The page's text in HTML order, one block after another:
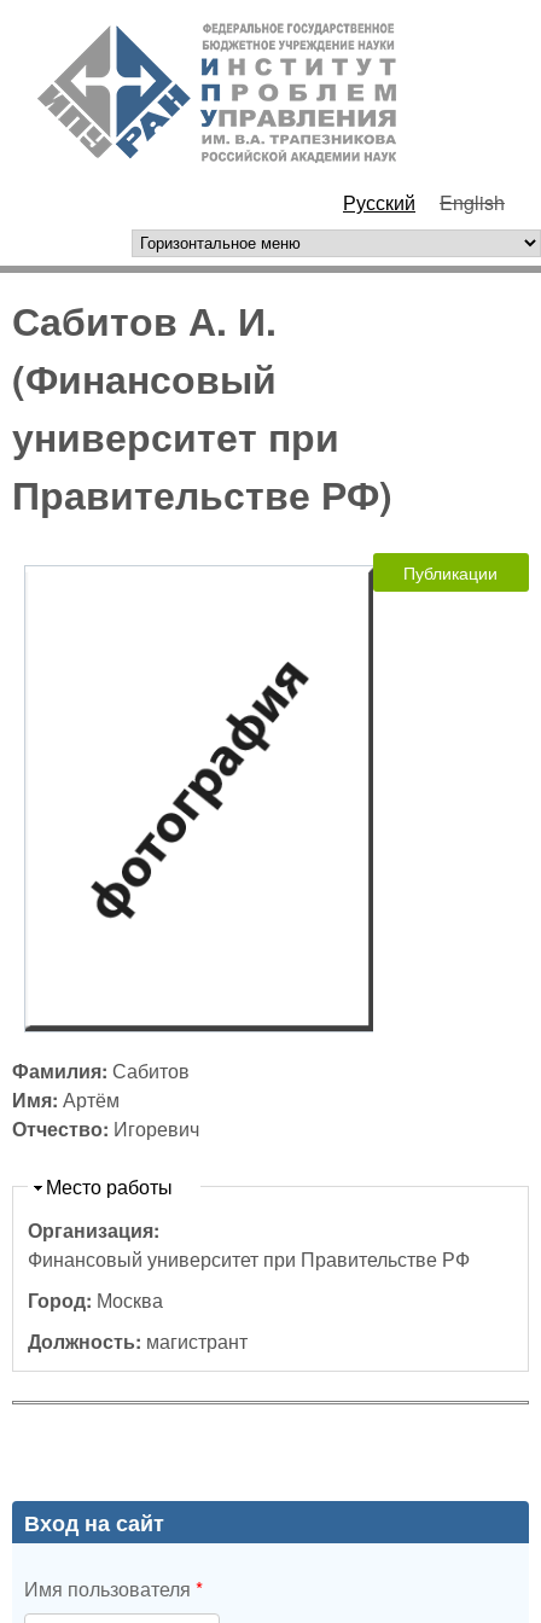
Перейти к основному
содержанию
РАН
Русский English
горизонтальное меню
Сабитов А. И.
(Финансовый
университет при
Правительстве РФ)
Публикации
Фамилия: Сабитов
Имя: Артём
Отчество: Игоревич
Скрыть
Место работы
Организация:
Финансовый университет при Правительстве РФ
Город: Москва
Должность: магистрант
Вход на сайт
Имя пользователя *